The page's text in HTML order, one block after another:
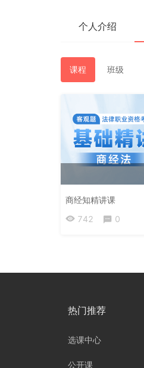
个人介绍
课程 班级
商经知精讲课
742
0
热门推荐
选课中心
公开课